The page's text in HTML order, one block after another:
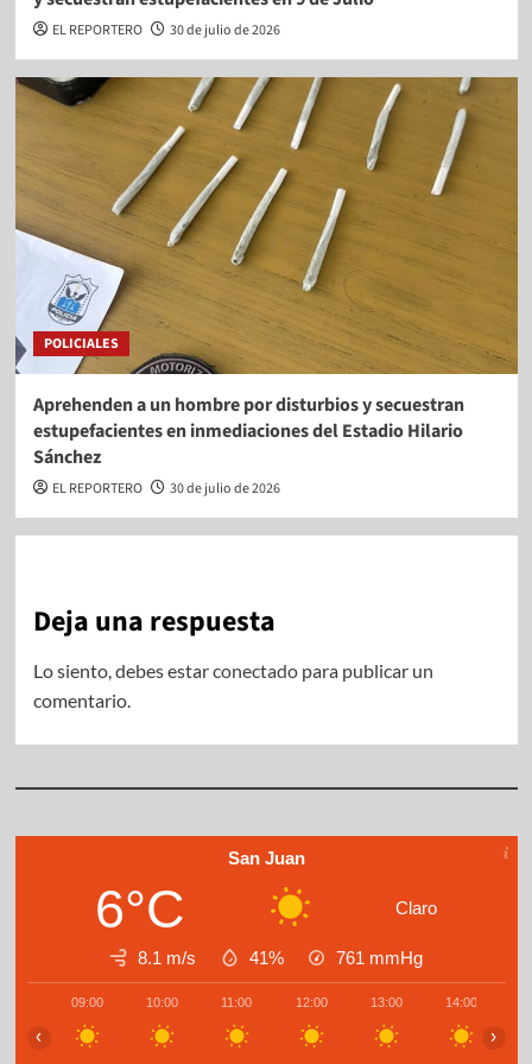
EL REPORTERO 30 de julio de 2026
POLICIALES
Aprehenden a un hombre por disturbios y secuestran
estupefacientes en inmediaciones del Estadio Hilario
Sánchez
EL REPORTERO 30 de julio de 2026
Deja una respuesta
Lo siento, debes estarconectadopara publicar un
comentario.
San Juan
6°C Claro
8.1 m/s 41% 761 mmHg
09:00 10:00 11:00 12:00 13:00 14:00
‹ ›